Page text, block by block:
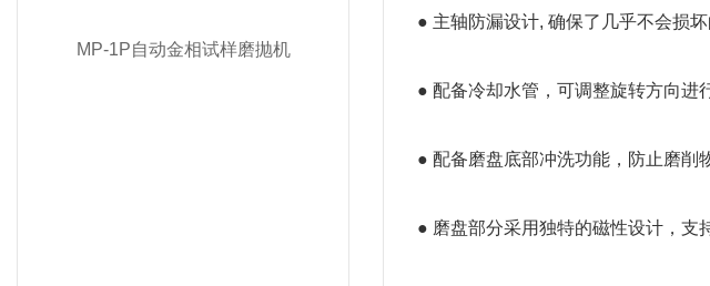
MP-1P自动金相试样磨抛机
● 主轴防漏设计, 确保了几乎不会损坏
● 配备冷却水管，可调整旋转方向进
● 配备磨盘底部冲洗功能，防止磨削
● 磨盘部分采用独特的磁性设计，支